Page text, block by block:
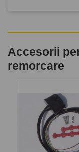
Accesorii
remorcare